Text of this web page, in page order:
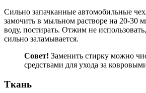
Сильно запачканные автомобильные
замочить в мыльном растворе на 20-30
воду, постирать. Отжим не
сильно заламывается.
Совет! Заменить стирку можно
средствами для ухода за
Ткань